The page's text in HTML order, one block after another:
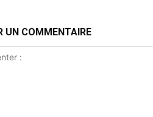
UN COMMENTAIRE